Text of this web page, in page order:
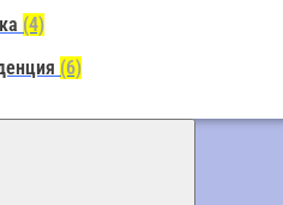
(4)
(6)